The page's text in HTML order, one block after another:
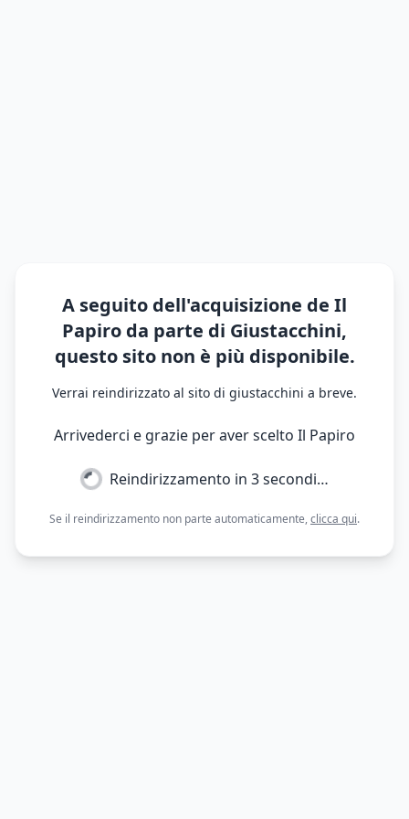
A seguito dell'acquisizione de Il
Papiro da parte di Giustacchini,
questo sito non è più disponibile.
Verrai reindirizzato al sito di giustacchini a breve.
Arrivederci e grazie per aver scelto Il Papiro
Reindirizzamento in 3secondi…
Se il reindirizzamento non parte automaticamente,clicca qui.